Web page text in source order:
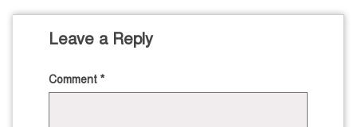
Leave a Reply
Comment *